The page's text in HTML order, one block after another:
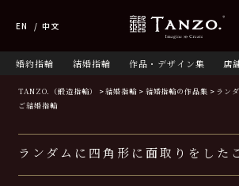
婚約指輪 結婚指輪 作品・デザイン集 店
EN 中文
TANZO.（鍛造指輪） 結婚指輪 結婚指輪の作品集
ラン
ご結婚指輪
ランダムに四角形に面取りをした